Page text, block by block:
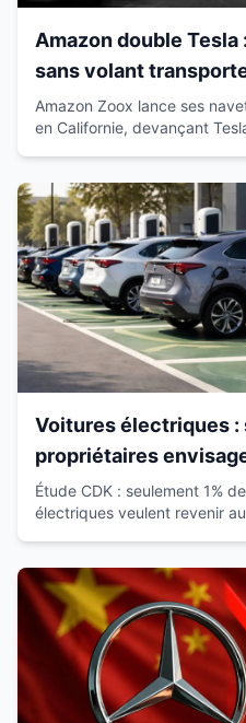
Amazon double
sans volant
passagers en
Amazon Zoox lance ses
en Californie, devançant
Voitures électriques :
propriétaires
thermique
Étude CDK : seulement 1%
électriques veulent revenir